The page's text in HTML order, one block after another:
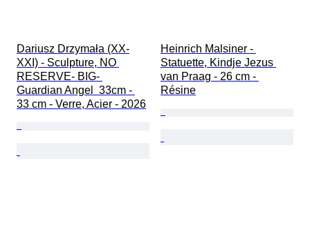
Dariusz Drzymała (XX-
XXI) - Sculpture, NO
RESERVE- BIG-
Guardian Angel  33cm -
33 cm - Verre, Acier - 2026
Heinrich Malsiner -
Statuette, Kindje Jezus
van Praag - 26 cm -
Résine